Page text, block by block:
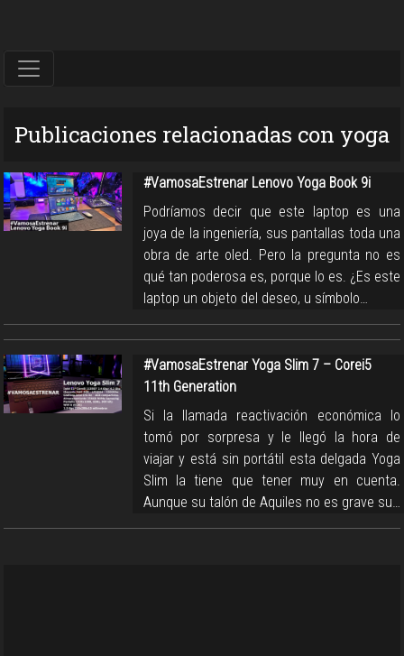
Publicaciones relacionadas con yoga
#VamosaEstrenar Lenovo Yoga Book 9i
Podríamos decir que este laptop es una
joya de la ingeniería, sus pantallas toda una
obra de arte oled. Pero la pregunta no es
qué tan poderosa es, porque lo es. ¿Es este
laptop un objeto del deseo, u símbolo…
#VamosaEstrenar Yoga Slim 7 – Corei5
11th Generation
Si la llamada reactivación económica lo
tomó por sorpresa y le llegó la hora de
viajar y está sin portátil esta delgada Yoga
Slim la tiene que tener muy en cuenta.
Aunque su talón de Aquiles no es grave su…